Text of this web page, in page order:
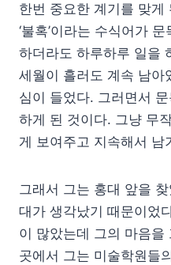
한번 중요한 계기를 맞게
‘불혹’이라는 수식어가
하더라도 하루하루 일을
세월이 흘러도 계속 남아
심이 들었다. 그러면서 문
하게 된 것이다. 그냥 무
게 보여주고 지속해서 남
그래서 그는 홍대 앞을 찾
대가 생각났기 때문이었
이 많았는데 그의 마음
곳에서 그는 미술학원들